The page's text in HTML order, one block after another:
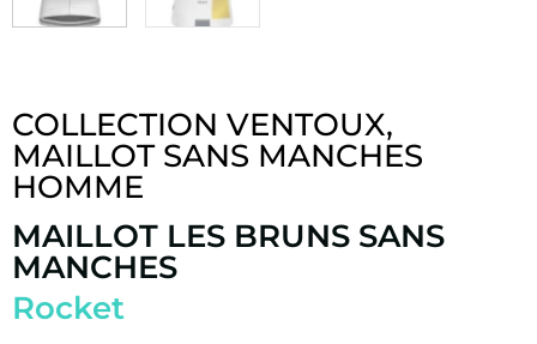
COLLECTION VENTOUX,
MAILLOT SANS MANCHES
HOMME
MAILLOT LES BRUNS SANS
MANCHES
Rocket